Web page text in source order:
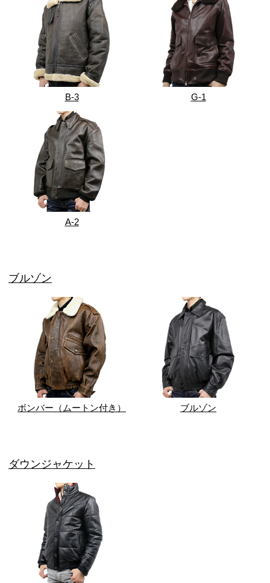
B-3 G-1
A-2
ブルゾン
ボンバー（ムートン付き） ブルゾン
ダウンジャケット